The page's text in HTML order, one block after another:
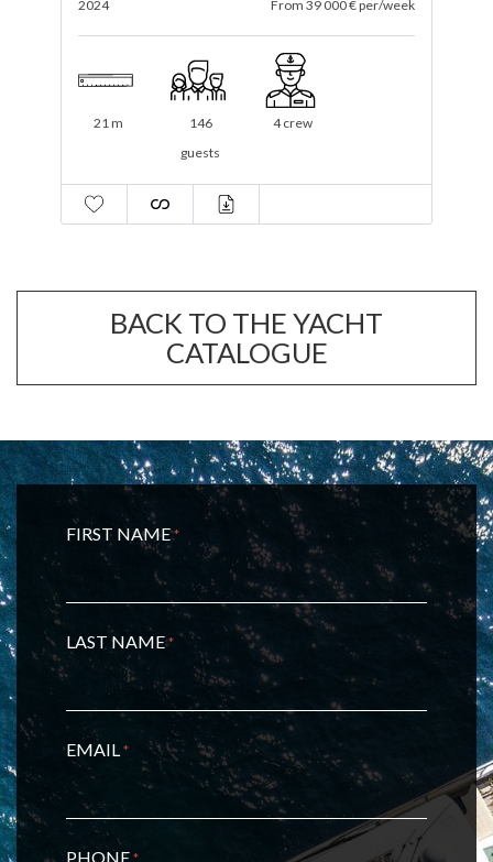
2009 / 2021
From 30 100 € per/week
19.91 m 20 guests 5 cabins
BACK TO THE YACHT
CATALOGUE
FIRST NAME*
LAST NAME*
EMAIL*
PHONE